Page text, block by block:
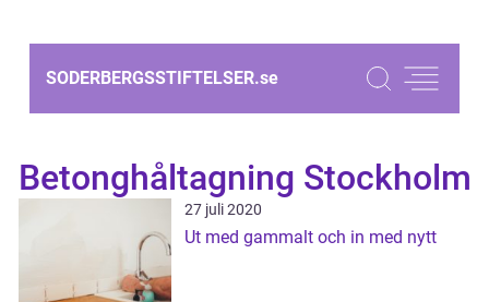
SODERBERGSSTIFTELSER.se
Betonghåltagning Stockholm
27 juli 2020
Ut med gammalt och in med nytt